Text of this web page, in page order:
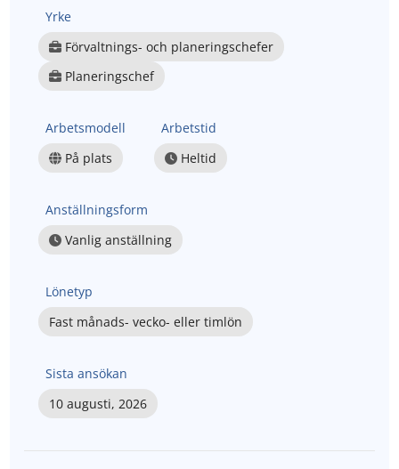
Yrke
Förvaltnings- och planeringschefer
Planeringschef
Arbetsmodell
På plats
Arbetstid
Heltid
Anställningsform
Vanlig anställning
Lönetyp
Fast månads- vecko- eller timlön
Sista ansökan
10 augusti, 2026